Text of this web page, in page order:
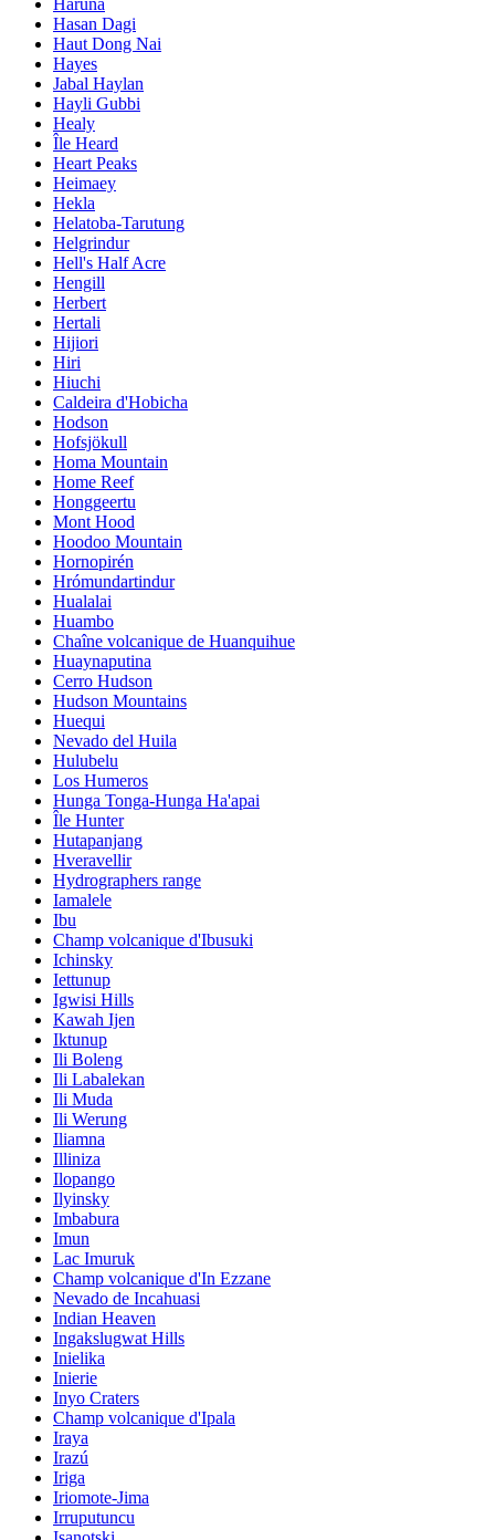
Hasan Dagi
Haut Dong Nai
Hayes
Jabal Haylan
Hayli Gubbi
Healy
Île Heard
Heart Peaks
Heimaey
Hekla
Helatoba-Tarutung
Helgrindur
Hell's Half Acre
Hengill
Herbert
Hertali
Hijiori
Hiri
Hiuchi
Caldeira d'Hobicha
Hodson
Hofsjökull
Homa Mountain
Home Reef
Honggeertu
Mont Hood
Hoodoo Mountain
Hornopirén
Hrómundartindur
Hualalai
Huambo
Chaîne volcanique de Huanquihue
Huaynaputina
Cerro Hudson
Hudson Mountains
Huequi
Nevado del Huila
Hulubelu
Los Humeros
Hunga Tonga-Hunga Ha'apai
Île Hunter
Hutapanjang
Hveravellir
Hydrographers range
Iamalele
Ibu
Champ volcanique d'Ibusuki
Ichinsky
Iettunup
Igwisi Hills
Kawah Ijen
Iktunup
Ili Boleng
Ili Labalekan
Ili Muda
Ili Werung
Iliamna
Illiniza
Ilopango
Ilyinsky
Imbabura
Imun
Lac Imuruk
Champ volcanique d'In Ezzane
Nevado de Incahuasi
Indian Heaven
Ingakslugwat Hills
Inielika
Inierie
Inyo Craters
Champ volcanique d'Ipala
Iraya
Irazú
Iriga
Iriomote-Jima
Irruputuncu